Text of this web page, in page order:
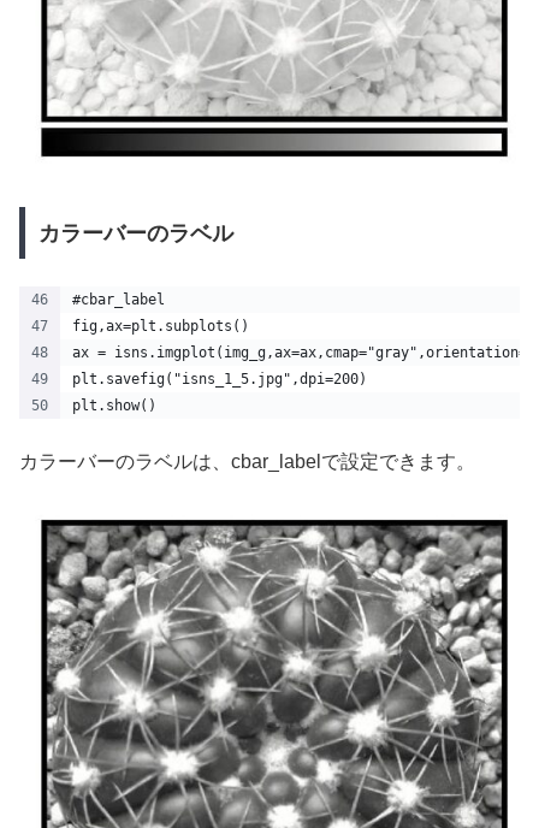
カラーバーのラベル
#cbar_label
fig,ax=plt.subplots()
ax =
plt.savefig("isns_1_5.jpg",dpi=200)
plt.show()
カラーバーのラベルは、cbar_labelで設定できます。